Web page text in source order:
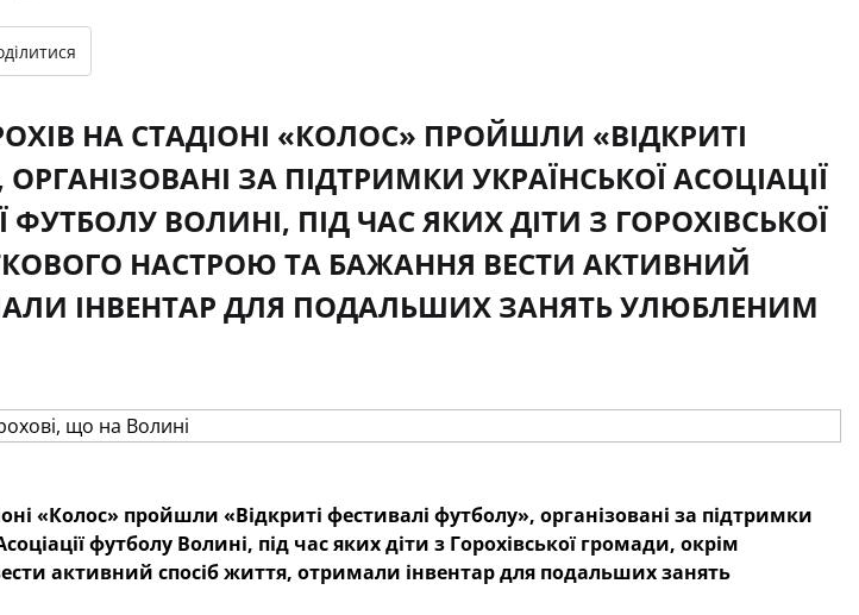
НА СТАДІОНІ «КОЛОС» ПРОЙШЛИ «ВІДКРИТІ
ЗА ПІДТРИМКИ УКРАЇНСЬКОЇ АСОЦІАЦІЇ
ФУТБОЛУ ВОЛИНІ, ПІД ЧАС ЯКИХ ДІТИ З ГОРОХІВСЬКОЇ
НАСТРОЮ ТА БАЖАННЯ ВЕСТИ АКТИВНИЙ
ІНВЕНТАР ДЛЯ ПОДАЛЬШИХ ЗАНЯТЬ УЛЮБЛЕНИМ
«Колос» пройшли «Відкриті фестивалі футболу», організовані за підтримки
футболу Волині, під час яких діти з Горохівської громади, окрім
активний спосіб життя, отримали інвентар для подальших занять